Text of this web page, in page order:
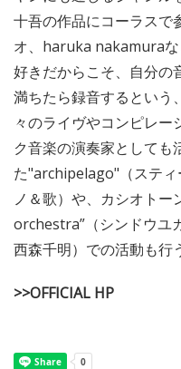
十吾の作品にコーラスで
オ、haruka nakamura
好きだからこそ、自分の
満ちたら録音するという
々のライヴやコンピレー
ク音楽の演奏家としても
た"archipelago"（ステ
ノ＆歌）や、カシオト
orchestra”（シンドウユ
西森千明）での活動も行
>>OFFICIAL HP